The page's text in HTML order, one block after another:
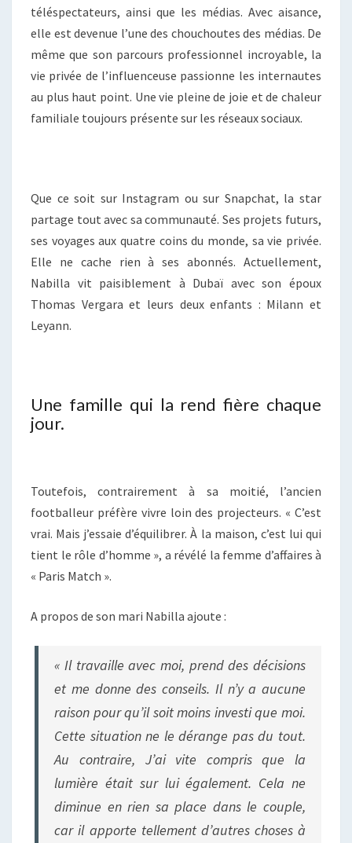
téléspectateurs, ainsi que les médias. Avec aisance,
elle est devenue l’une des chouchoutes des médias. De
même que son parcours professionnel incroyable, la
vie privée de l’influenceuse passionne les internautes
au plus haut point. Une vie pleine de joie et de chaleur
familiale toujours présente sur les réseaux sociaux.
Que ce soit sur Instagram ou sur Snapchat, la star
partage tout avec sa communauté. Ses projets futurs,
ses voyages aux quatre coins du monde, sa vie privée.
Elle ne cache rien à ses abonnés. Actuellement,
Nabilla vit paisiblement à Dubaï avec son époux
Thomas Vergara et leurs deux enfants : Milann et
Leyann.
Une famille qui la rend fière chaque
jour.
Toutefois, contrairement à sa moitié, l’ancien
footballeur préfère vivre loin des projecteurs. « C’est
vrai. Mais j’essaie d’équilibrer. À la maison, c’est lui qui
tient le rôle d’homme », a révélé la femme d’affaires à
« Paris Match ».
A propos de son mari Nabilla ajoute :
« Il travaille avec moi, prend des décisions
et me donne des conseils. Il n’y a aucune
raison pour qu’il soit moins investi que moi.
Cette situation ne le dérange pas du tout.
Au contraire, J’ai vite compris que la
lumière était sur lui également. Cela ne
diminue en rien sa place dans le couple,
car il apporte tellement d’autres choses à